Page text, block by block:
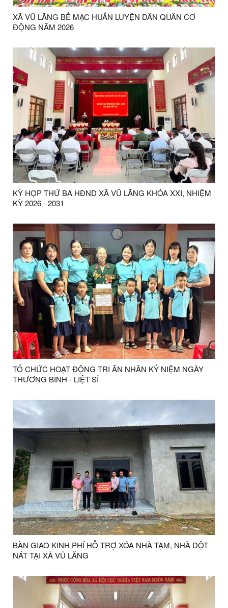
XÃ VŨ LĂNG BẾ MẠC HUẤN LUYỆN DÂN QUÂN CƠ
ĐỘNG NĂM 2026
KỲ HỌP THỨ BA HĐND XÃ VŨ LĂNG KHÓA XXI, NHIỆM
KỲ 2026 - 2031
TỔ CHỨC HOẠT ĐỘNG TRI ÂN NHÂN KỶ NIỆM NGÀY
THƯƠNG BINH - LIỆT SĨ
BÀN GIAO KINH PHÍ HỖ TRỢ XÓA NHÀ TẠM, NHÀ DỘT
NÁT TẠI XÃ VŨ LĂNG